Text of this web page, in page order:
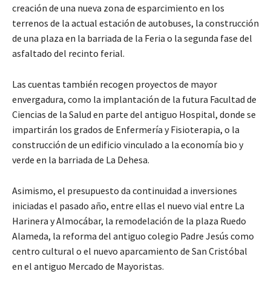
creación de una nueva zona de esparcimiento en los
terrenos de la actual estación de autobuses, la construcción
de una plaza en la barriada de la Feria o la segunda fase del
asfaltado del recinto ferial.
Las cuentas también recogen proyectos de mayor
envergadura, como la implantación de la futura Facultad de
Ciencias de la Salud en parte del antiguo Hospital, donde se
impartirán los grados de Enfermería y Fisioterapia, o la
construcción de un edificio vinculado a la economía bio y
verde en la barriada de La Dehesa.
Asimismo, el presupuesto da continuidad a inversiones
iniciadas el pasado año, entre ellas el nuevo vial entre La
Harinera y Almocábar, la remodelación de la plaza Ruedo
Alameda, la reforma del antiguo colegio Padre Jesús como
centro cultural o el nuevo aparcamiento de San Cristóbal
en el antiguo Mercado de Mayoristas.